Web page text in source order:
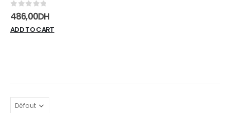
0sur 5
486,00DH
ADD TO CART